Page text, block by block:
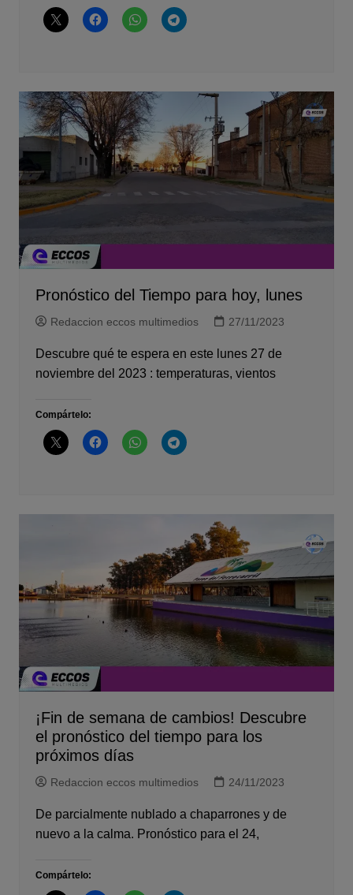
Pronóstico del Tiempo para hoy, lunes
Redaccion eccos multimedios 27/11/2023
Descubre qué te espera en este lunes 27 de
noviembre del 2023 : temperaturas, vientos
Compártelo:
¡Fin de semana de cambios! Descubre
el pronóstico del tiempo para los
próximos días
Redaccion eccos multimedios 24/11/2023
De parcialmente nublado a chaparrones y de
nuevo a la calma. Pronóstico para el 24,
Compártelo: